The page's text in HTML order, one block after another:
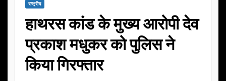
राष्ट्रीय
हाथरस कांड के मुख्य आरोपी देव
प्रकाश मधुकर को पुलिस ने
किया गिरफ्तार